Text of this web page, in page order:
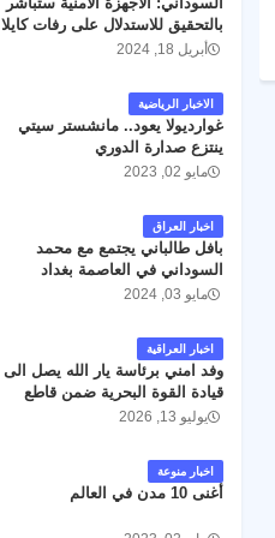
رحمته ، و انا لله وانا اليه راجعون .
بالتحقيق للاستدلال على رفات كايلا
مولرأبريل 18, 2024
الاخبار الرياضية
غوارديولا يعود.. مانشستر سيتي
ينتزع صدارة الدوري
مايو 02, 2023
اخبار العراق
بافل طالباني يجتمع مع محمد
السوداني في العاصمة بغداد
مايو 03, 2024
اخبار العراقية
وفد امني برئاسة يار الله يصل الى
قيادة القوة البحرية ضمن قاطع
عمليات البصرة .
يوليو 13, 2026
اخبار منوعة
أغنى 10 مدن في العالم